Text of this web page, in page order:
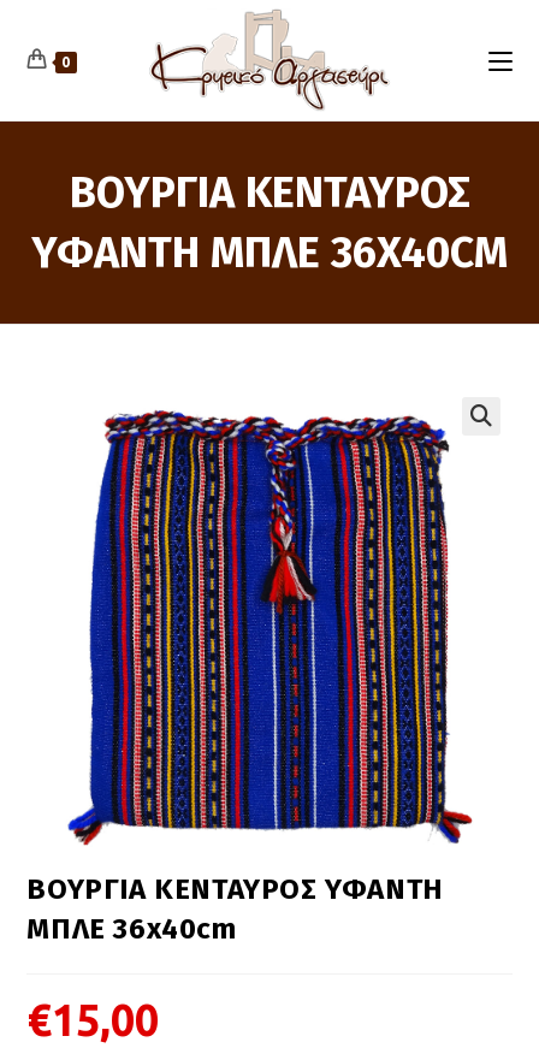
content 0
ΒΟΥΡΓΙΑ ΚΕΝΤΑΥΡΟΣ
ΥΦΑΝΤΗ ΜΠΛΕ 36X40CM
ΒΟΥΡΓΙΑ ΚΕΝΤΑΥΡΟΣ ΥΦΑΝΤΗ
ΜΠΛΕ 36x40cm
€15,00